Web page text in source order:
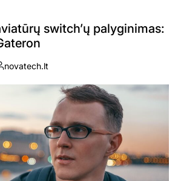
switch’ų palyginimas:
novatech.lt